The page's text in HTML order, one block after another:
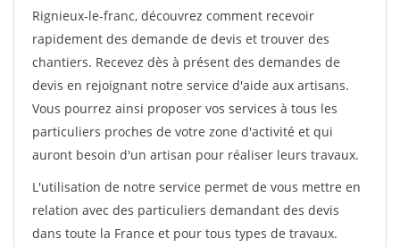
Rignieux-le-franc, découvrez comment recevoir
rapidement des demande de devis et trouver des
chantiers. Recevez dès à présent des demandes de
devis en rejoignant notre service d'aide aux artisans.
Vous pourrez ainsi proposer vos services à tous les
particuliers proches de votre zone d'activité et qui
auront besoin d'un artisan pour réaliser leurs travaux.
L'utilisation de notre service permet de vous mettre en
relation avec des particuliers demandant des devis
dans toute la France et pour tous types de travaux.